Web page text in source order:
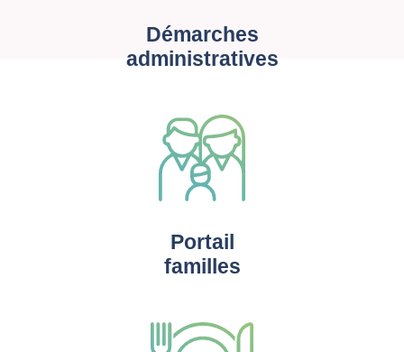
Démarches
administratives
Portail
familles